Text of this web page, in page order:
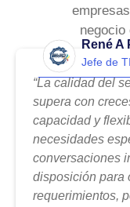
negocio
René A
Jefe de TI
“La calidad del
supera con
capacidad y
necesidades
conversaciones
disposición para
requerimientos,